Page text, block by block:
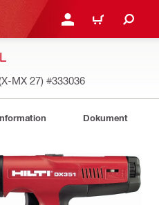
LOGGA IN ELLER
VARUKORG
MX 27) #333036
Dokument